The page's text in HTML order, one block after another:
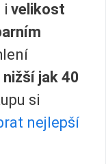
i velikost
nižší jak 40
si
nejlepší